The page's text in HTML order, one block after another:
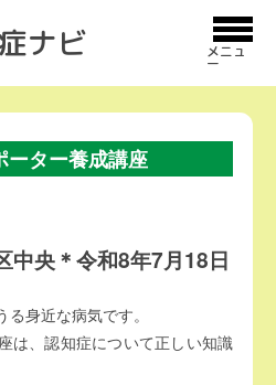
ナビ メニュ
ー
ーター養成講座
中央＊令和8年7月18日
身近な病気です。
は、認知症について正しい知識